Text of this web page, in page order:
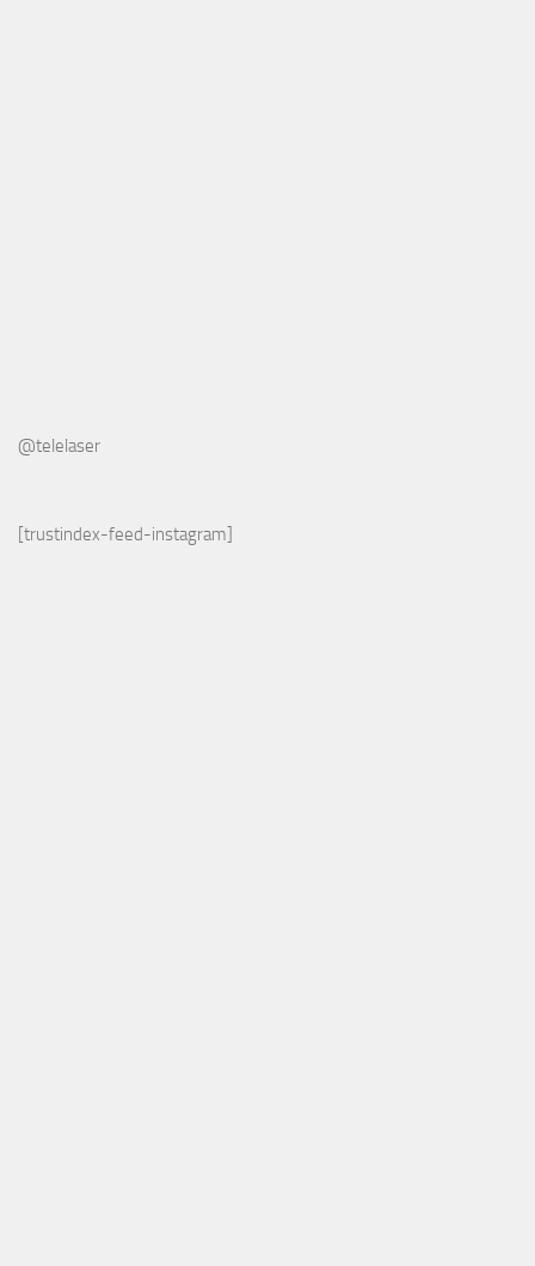
@telelaser
[trustindex-feed-instagram]